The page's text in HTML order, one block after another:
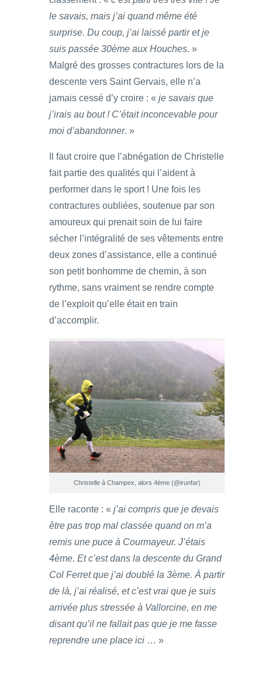
le savais, mais j’ai quand même été
surprise. Du coup, j’ai laissé partir et je
suis passée 30ème aux Houches. »
Malgré des grosses contractures lors de la
descente vers Saint Gervais, elle n’a
jamais cessé d’y croire : « je savais que
j’irais au bout ! C’était inconcevable pour
moi d’abandonner. »
Il faut croire que l’abnégation de Christelle
fait partie des qualités qui l’aident à
performer dans le sport ! Une fois les
contractures oubliées, soutenue par son
amoureux qui prenait soin de lui faire
sécher l’intégralité de ses vêtements entre
deux zones d’assistance, elle a continué
son petit bonhomme de chemin, à son
rythme, sans vraiment se rendre compte
de l’exploit qu’elle était en train
d’accomplir.
Christelle à Champex, alors 4ème (@irunfar)
Elle raconte : « j’ai compris que je devais
être pas trop mal classée quand on m’a
remis une puce à Courmayeur. J’étais
4ème. Et c’est dans la descente du Grand
Col Ferret que j’ai doublé la 3ème. À partir
de là, j’ai réalisé, et c’est vrai que je suis
arrivée plus stressée à Vallorcine, en me
disant qu’il ne fallait pas que je me fasse
reprendre une place ici … »